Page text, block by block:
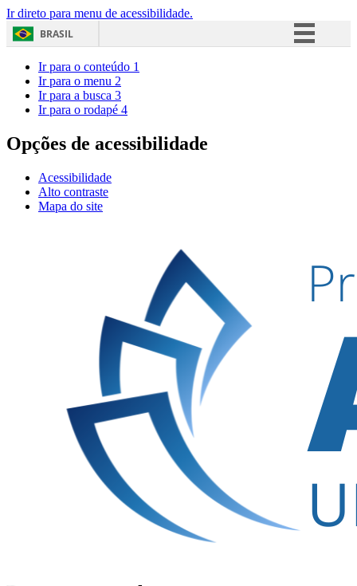
Ir direto para menu de acessibilidade.
BRASIL
Acesso à informação
Ir para o conteúdo 1
Ir para o menu 2
Ir para a busca 3
Ir para o rodapé 4
Opções de acessibilidade
Acessibilidade
Alto contraste
Mapa do site